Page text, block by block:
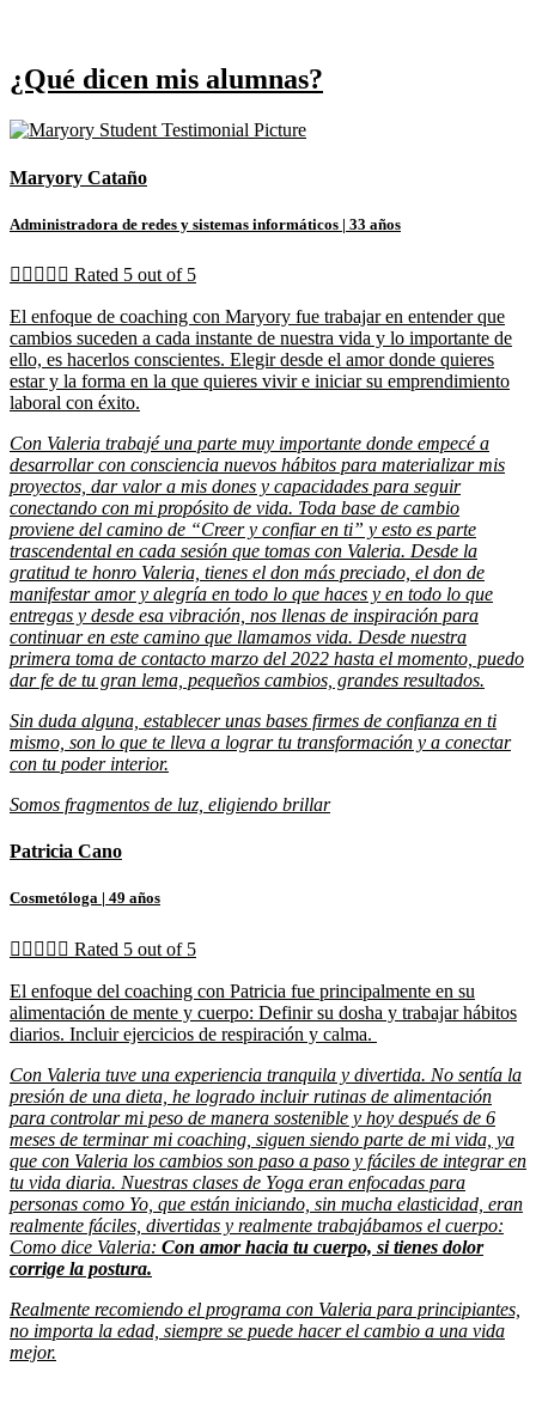
¿Qué dicen mis alumnas?
Maryory Cataño
Administradora de redes y sistemas informáticos | 33 años
     Rated 5 out of 5
El enfoque de coaching con Maryory fue trabajar en entender que
cambios suceden a cada instante de nuestra vida y lo importante de
ello, es hacerlos conscientes. Elegir desde el amor donde quieres
estar y la forma en la que quieres vivir e iniciar su emprendimiento
laboral con éxito.
Con Valeria trabajé una parte muy importante donde empecé a
desarrollar con consciencia nuevos hábitos para materializar mis
proyectos, dar valor a mis dones y capacidades para seguir
conectando con mi propósito de vida. Toda base de cambio
proviene del camino de “Creer y confiar en ti” y esto es parte
trascendental en cada sesión que tomas con Valeria. Desde la
gratitud te honro Valeria, tienes el don más preciado, el don de
manifestar amor y alegría en todo lo que haces y en todo lo que
entregas y desde esa vibración, nos llenas de inspiración para
continuar en este camino que llamamos vida. Desde nuestra
primera toma de contacto marzo del 2022 hasta el momento, puedo
dar fe de tu gran lema, pequeños cambios, grandes resultados.
Sin duda alguna, establecer unas bases firmes de confianza en ti
mismo, son lo que te lleva a lograr tu transformación y a conectar
con tu poder interior.
Somos fragmentos de luz, eligiendo brillar
Patricia Cano
Cosmetóloga | 49 años
     Rated 5 out of 5
El enfoque del coaching con Patricia fue principalmente en su
alimentación de mente y cuerpo: Definir su dosha y trabajar hábitos
diarios. Incluir ejercicios de respiración y calma.
Con Valeria tuve una experiencia tranquila y divertida. No sentía la
presión de una dieta, he logrado incluir rutinas de alimentación
para controlar mi peso de manera sostenible y hoy después de 6
meses de terminar mi coaching, siguen siendo parte de mi vida, ya
que con Valeria los cambios son paso a paso y fáciles de integrar en
tu vida diaria. Nuestras clases de Yoga eran enfocadas para
personas como Yo, que están iniciando, sin mucha elasticidad, eran
realmente fáciles, divertidas y realmente trabajábamos el cuerpo:
Como dice Valeria: Con amor hacia tu cuerpo, si tienes dolor
corrige la postura.
Realmente recomiendo el programa con Valeria para principiantes,
no importa la edad, siempre se puede hacer el cambio a una vida
mejor.